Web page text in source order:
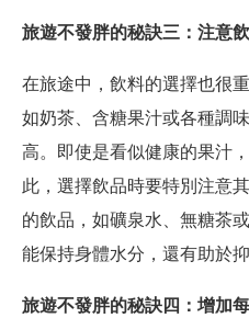
旅遊不發胖的秘訣三：注意
在旅途中，飲料的選擇也很
如奶茶、含糖果汁或各種調
高。即使是看似健康的果汁
此，選擇飲品時要特別注意
的飲品，如礦泉水、無糖茶
能保持身體水分，還有助於抑
旅遊不發胖的秘訣四：增加